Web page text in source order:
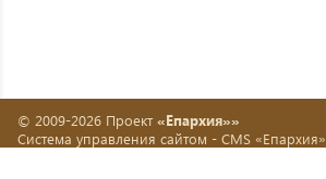
© 2009-2026 Проект «Епархия»»
Система управления сайтом - CMS «Епархия»